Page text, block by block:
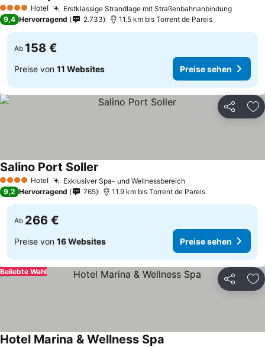
4 Sterne Hotel Erstklassige Strandlage mit Straßenbahnanbindung
9,4 Hervorragend 2.733 11.5 km bis Torrent de Pareis
Ab 158 €
Preise von 11 Websites Preise sehen
Teilen
4 Sterne Hotel Exklusiver Spa- und Wellnessbereich
Salino Port Soller
9,2 Hervorragend 765 11.9 km bis Torrent de Pareis
Ab 266 €
Preise von 16 Websites Preise sehen
Teilen
Beliebte Wahl
Hotel Marina & Wellness Spa